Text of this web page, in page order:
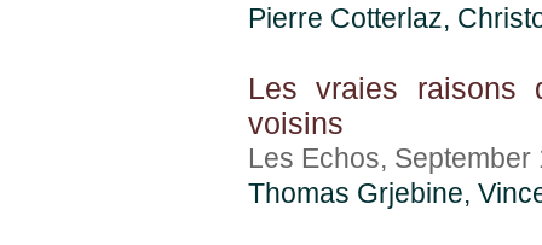
Pierre Cotterlaz,
Les vraies raisons
voisins
Les Echos,
Thomas Grjebine,